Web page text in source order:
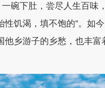
碗下肚，尝尽人生百味
性饥渴，填不饱的”。如
乡游子的乡愁，也丰富